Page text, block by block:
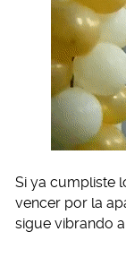
Si ya cumpliste
vencer por la
sigue vibrando